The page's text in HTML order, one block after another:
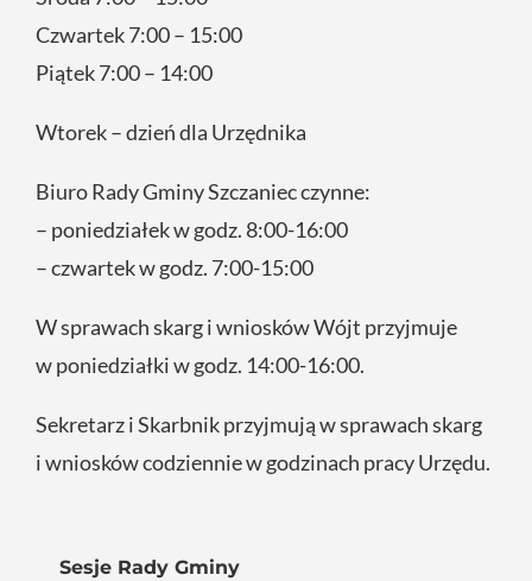
Czwartek 7:00 – 15:00
Piątek 7:00 – 14:00
Wtorek – dzień dla Urzędnika
Biuro Rady Gminy Szczaniec czynne:
– poniedziałek w godz. 8:00-16:00
– czwartek w godz. 7:00-15:00
W sprawach skarg i wniosków Wójt przyjmuje
w poniedziałki w godz. 14:00-16:00.
Sekretarz i Skarbnik przyjmują w sprawach skarg
i wniosków codziennie w godzinach pracy Urzędu.
Sesje Rady Gminy